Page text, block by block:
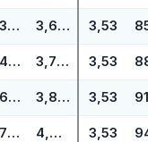
3,359 3,637 3,53
3,484 3,762 3,53
3,609 3,887 3,53
3,734 4,012 3,53